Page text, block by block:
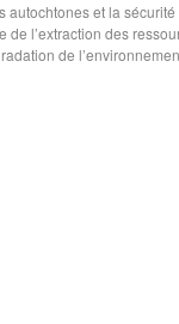
et la
l’extraction des
de